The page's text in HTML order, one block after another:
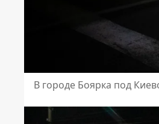
В городе Боярка под